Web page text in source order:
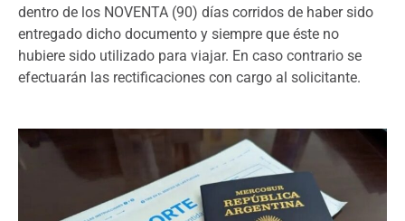
dentro de los NOVENTA (90) días corridos de haber sido
entregado dicho documento y siempre que éste no
hubiere sido utilizado para viajar. En caso contrario se
efectuarán las rectificaciones con cargo al solicitante.